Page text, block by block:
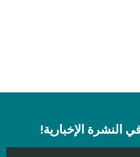
النشرة الإخبارية!